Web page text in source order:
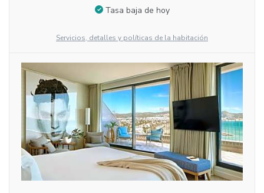
Tasa baja de hoy
Servicios, detalles y políticas de la habitación